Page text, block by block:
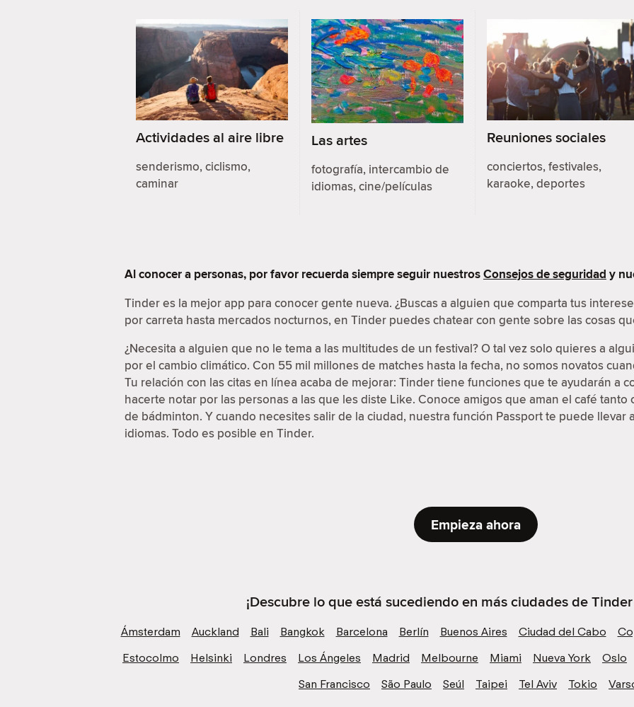
Actividades al aire libre
senderismo, ciclismo,
caminar
Las artes
fotografía, intercambio de
idiomas, cine/películas
Reuniones sociales
conciertos, festivales,
karaoke, deportes
Al conocer a personas, por favor recuerda siempre seguir nuestrosConsejos de seguridad y
Tinder es la mejor app para conocer gente nueva. ¿Buscas a alguien que comparta tus
por carreta hasta mercados nocturnos, en Tinder puedes chatear con gente sobre las cosas
¿Necesita a alguien que no le tema a las multitudes de un festival? O tal vez solo quieres a
por el cambio climático. Con 55 mil millones de matches hasta la fecha, no somos novatos
Tu relación con las citas en línea acaba de mejorar: Tinder tiene funciones que te ayudarán a
hacerte notar por las personas a las que les diste Like. Conoce amigos que aman el café
de bádminton. Y cuando necesites salir de la ciudad, nuestra función Passport te puede llevar
idiomas. Todo es posible en Tinder.
Empieza ahora
¡Descubre lo que está sucediendo en más ciudades de
Ámsterdam Auckland Bali Bangkok Barcelona Berlín Buenos Aires Ciudad del Cabo
Estocolmo
Helsinki Londres Los Ángeles Madrid Melbourne Miami Nueva York
Oslo
San Francisco
São Paulo Seúl Taipei Tel Aviv Tokio